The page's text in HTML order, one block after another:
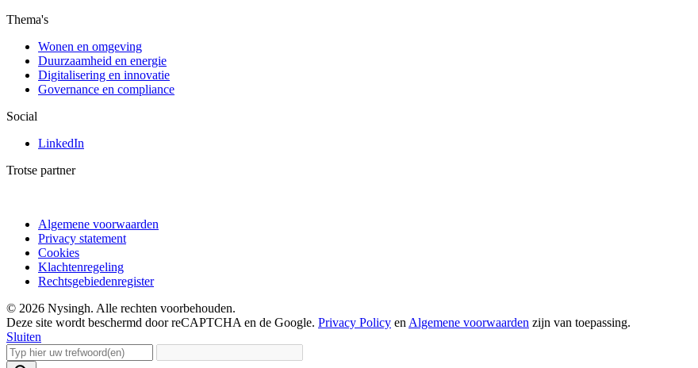
Thema's
Wonen en omgeving
Duurzaamheid en energie
Digitalisering en innovatie
Governance en compliance
Social
LinkedIn
Trotse partner
Algemene voorwaarden
Privacy statement
Cookies
Klachtenregeling
Rechtsgebiedenregister
© 2026 Nysingh. Alle rechten voorbehouden.
Deze site wordt beschermd door reCAPTCHA en de Google. Privacy Policy en Algemene voorwaarden zijn van toepassing.
Sluiten